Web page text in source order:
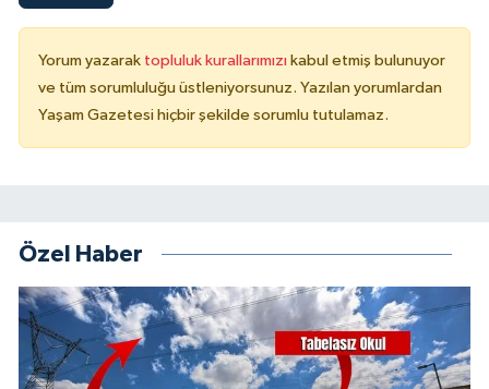
Yorum yazarak topluluk kurallarımızı kabul etmiş bulunuyor
ve tüm sorumluluğu üstleniyorsunuz. Yazılan yorumlardan
Yaşam Gazetesi hiçbir şekilde sorumlu tutulamaz.
Özel Haber